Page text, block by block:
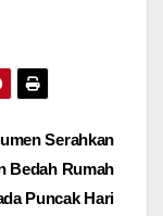
Serahkan
Bedah Rumah
Puncak Hari